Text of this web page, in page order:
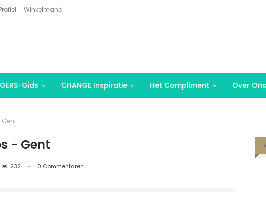
Profiel Winkelmand
Gids CHANGE Inspiratie Het Compliment Over Ons
Gent
- Gent
232 0 Commentaren